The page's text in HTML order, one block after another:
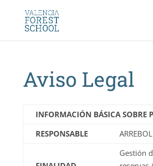
Aviso Legal
INFORMACIÓN BÁSICA SOBRE
RESPONSABLE
ARREBOL
Gestión